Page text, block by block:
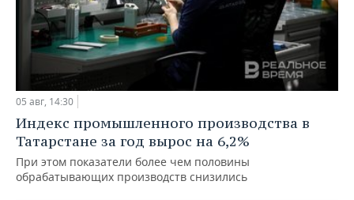
05 авг, 14:30
Индекс промышленного производства в
Татарстане за год вырос на 6,2%
При этом показатели более чем половины
обрабатывающих производств снизились